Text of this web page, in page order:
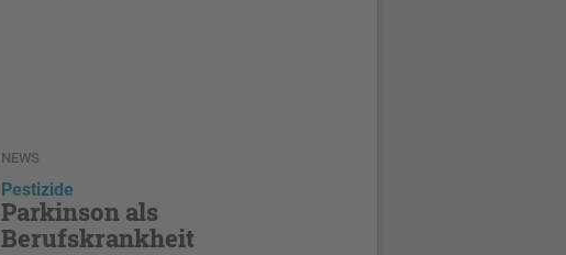
NEWS
Pestizide
Parkinson als
Berufskrankheit